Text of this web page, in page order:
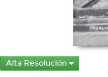
Alta Resolución